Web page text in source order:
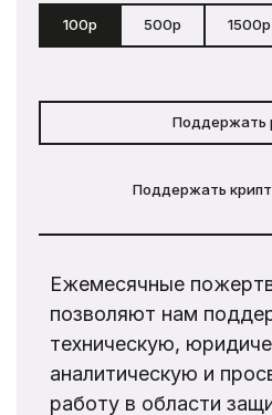
100р 500р 1500р
Поддержать
Поддержать
Ежемесячные
позволяют нам
техническую,
аналитическую и
работу в области